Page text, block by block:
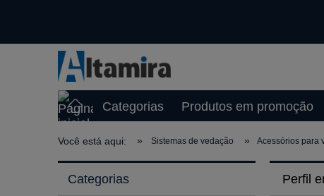
Categorias Produtos em promoção
Você está aqui: » Sistemas de vedação » Acessórios para
Categorias Perfil